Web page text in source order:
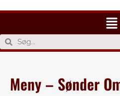
Meny – Sønder